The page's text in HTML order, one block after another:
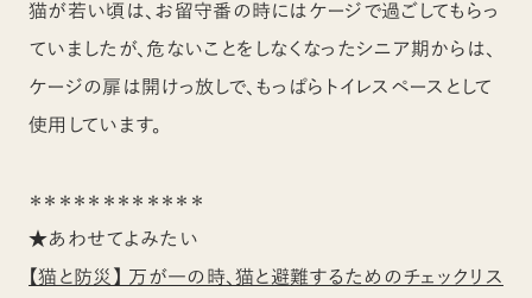
猫が若い頃は、お留守番の時にはケージで過ごしてもらっ
ていましたが、危ないことをしなくなったシニア期からは、
ケージの扉は開けっ放しで、もっぱらトイレスペースとして
使用しています。
＊＊＊＊＊＊＊＊＊＊＊＊
★あわせてよみたい
【猫と防災】 万が一の時、猫と避難するためのチェックリス